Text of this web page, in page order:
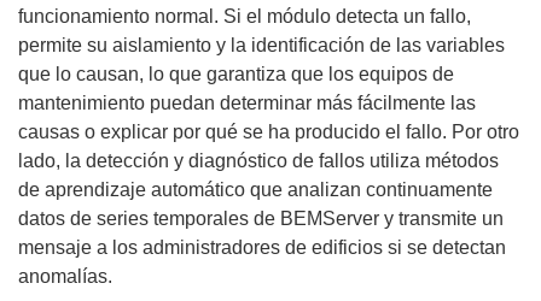
funcionamiento normal. Si el módulo detecta un fallo,
permite su aislamiento y la identificación de las variables
que lo causan, lo que garantiza que los equipos de
mantenimiento puedan determinar más fácilmente las
causas o explicar por qué se ha producido el fallo. Por otro
lado, la detección y diagnóstico de fallos utiliza métodos
de aprendizaje automático que analizan continuamente
datos de series temporales de BEMServer y transmite un
mensaje a los administradores de edificios si se detectan
anomalías.